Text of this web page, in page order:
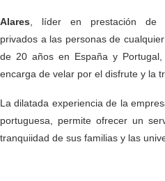
Alares , líder en prestación de
privados a las personas de
de 20 años en España y
encarga de velar por el disfrute y la
La dilatada experiencia de la
portuguesa, permite ofrecer un
tranquiidad de sus familias y las